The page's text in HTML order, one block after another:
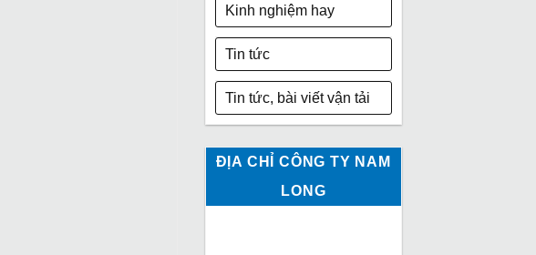
Kinh nghiệm hay
Tin tức
Tin tức, bài viết vận tải
ĐỊA CHỈ CÔNG TY NAM
LONG